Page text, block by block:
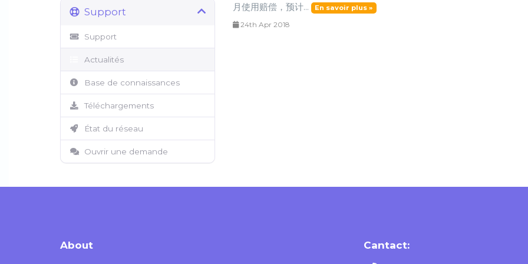
月使用赔偿，预计...
En savoir plus »
24th Apr 2018
Support
Support
Actualités
Base de connaissances
Téléchargements
État du réseau
Ouvrir une demande
About Cantact: